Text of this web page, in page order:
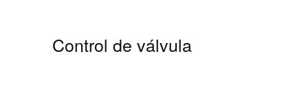
Control de válvula